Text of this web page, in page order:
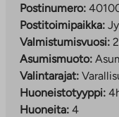
Esimerkki alueen
www.jyvaskyla.fi/
hyvinvointi/
Postinumero:
Postitoimipaikka:
Valmistumisvuosi:
Asumismuoto:
Valintarajat:
Huoneistotyyppi:
Huoneita: 4